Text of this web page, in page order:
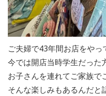
ご夫婦で43年間お店をやっ
今では開店当時学生だった
お子さんを連れてご家族で
そんな楽しみもあるんだと